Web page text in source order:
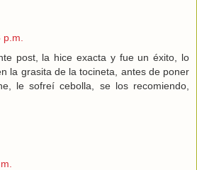
post, la hice exacta y fue un éxito, lo
la grasita de la tocineta, antes de poner
le sofreí cebolla, se los recomiendo,